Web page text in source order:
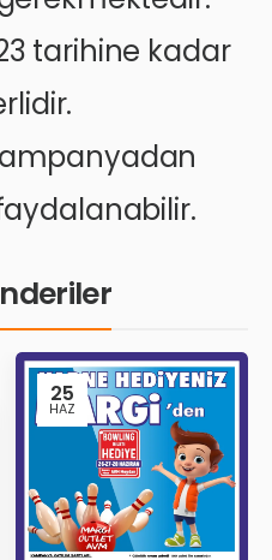
tarihine kadar
25
HAZ